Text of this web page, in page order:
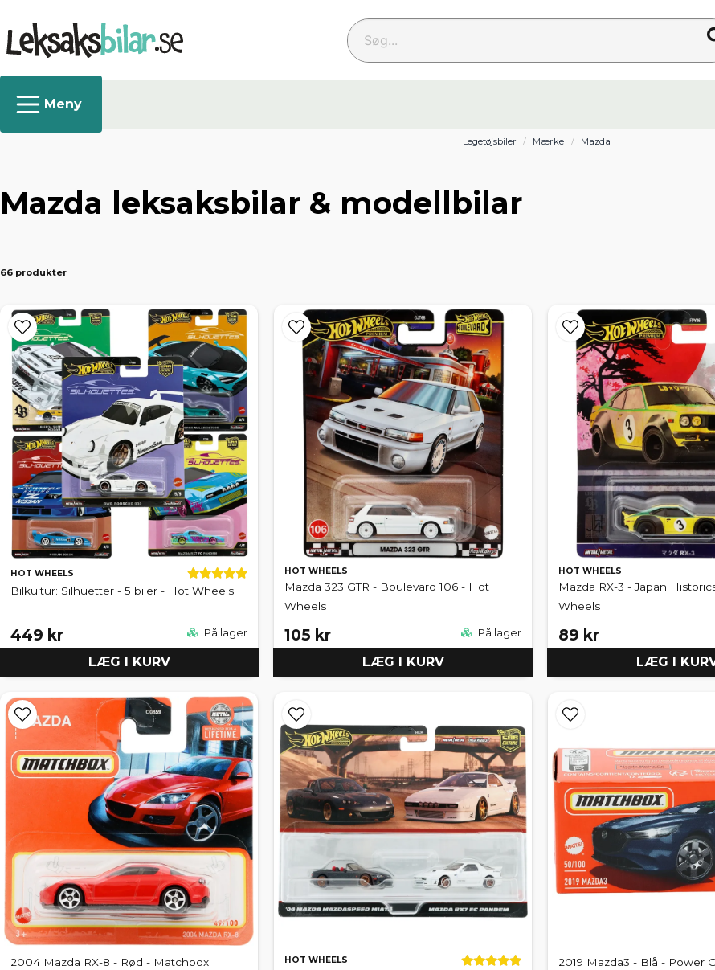
Søg...
Legetøjsbiler Mærke Mazda
Mazda leksaksbilar & modellbilar
66 produkter
HOT WHEELS
Bilkultur: Silhuetter - 5 biler - Hot Wheels
449 kr På lager
LÆG I KURV
HOT WHEELS
Mazda 323 GTR - Boulevard 106 - Hot
Wheels
105 kr På lager
LÆG I KURV
HOT WHEELS
Mazda RX-3 - Japan
Wheels
89 kr
LÆG I
2004 Mazda RX-8 - Rød - Matchbox HOT WHEELS
2019 Mazda3 - Blå - Power